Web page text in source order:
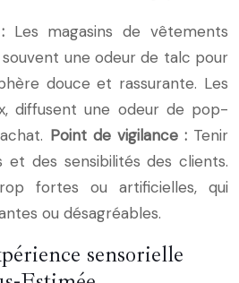
Les magasins de vêtements
une odeur de talc pour
douce et rassurante. Les
diffusent une odeur de pop-
Point de vigilance : Tenir
des sensibilités des clients.
fortes ou artificielles, qui
ou désagréables.
sensorielle